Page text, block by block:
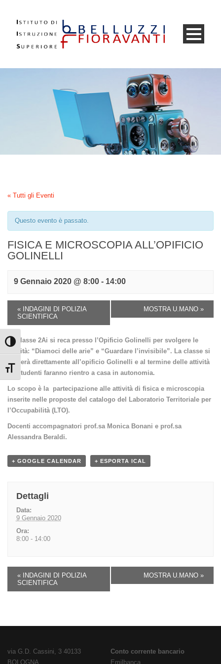
Attiva/disattiva alto contrasto
Attiva/disattiva dimensione testo
« Tutti gli Eventi
Questo evento è passato.
FISICA E MICROSCOPIA ALL’OPIFICIO
GOLINELLI
9 Gennaio 2020 @ 8:00 - 14:00
« INDAGINI DI POLIZIA
SCIENTIFICA
MOSTRA U.MANO »
La classe 2Ai si reca presso l’Opificio Golinelli per svolgere le
attività: “Diamoci delle arie” e “Guardare l’invisibile”. La classe si
recherà direttamente all’opificio Golinelli e al termine delle attività
gli studenti faranno rientro a casa in autonomia.
Lo scopo è la partecipazione alle attività di fisica e microscopia
inserite nelle proposte del catalogo del Laboratorio Territoriale per
l’Occupabilità (LTO).
Docenti accompagnatori prof.sa Monica Bonani e prof.sa
Alessandra Beraldi.
+ GOOGLE CALENDAR + ESPORTA ICAL
Dettagli
Data:
9 Gennaio 2020
Ora:
8:00 - 14:00
« INDAGINI DI POLIZIA
SCIENTIFICA
MOSTRA U.MANO »
via G.D. Cassini, 3 40133
BOLOGNA
Conto corrente bancario
Emilbanca